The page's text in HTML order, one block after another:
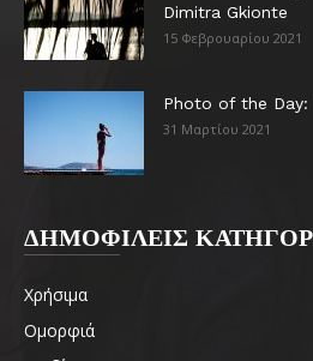
Dimitra Gkionte
15 Φεβρουαρίου 2021
Photo of the
31 Μαρτίου 2021
ΔΗΜΟΦΙΛΕΙΣ
Χρήσιμα
Ομορφιά